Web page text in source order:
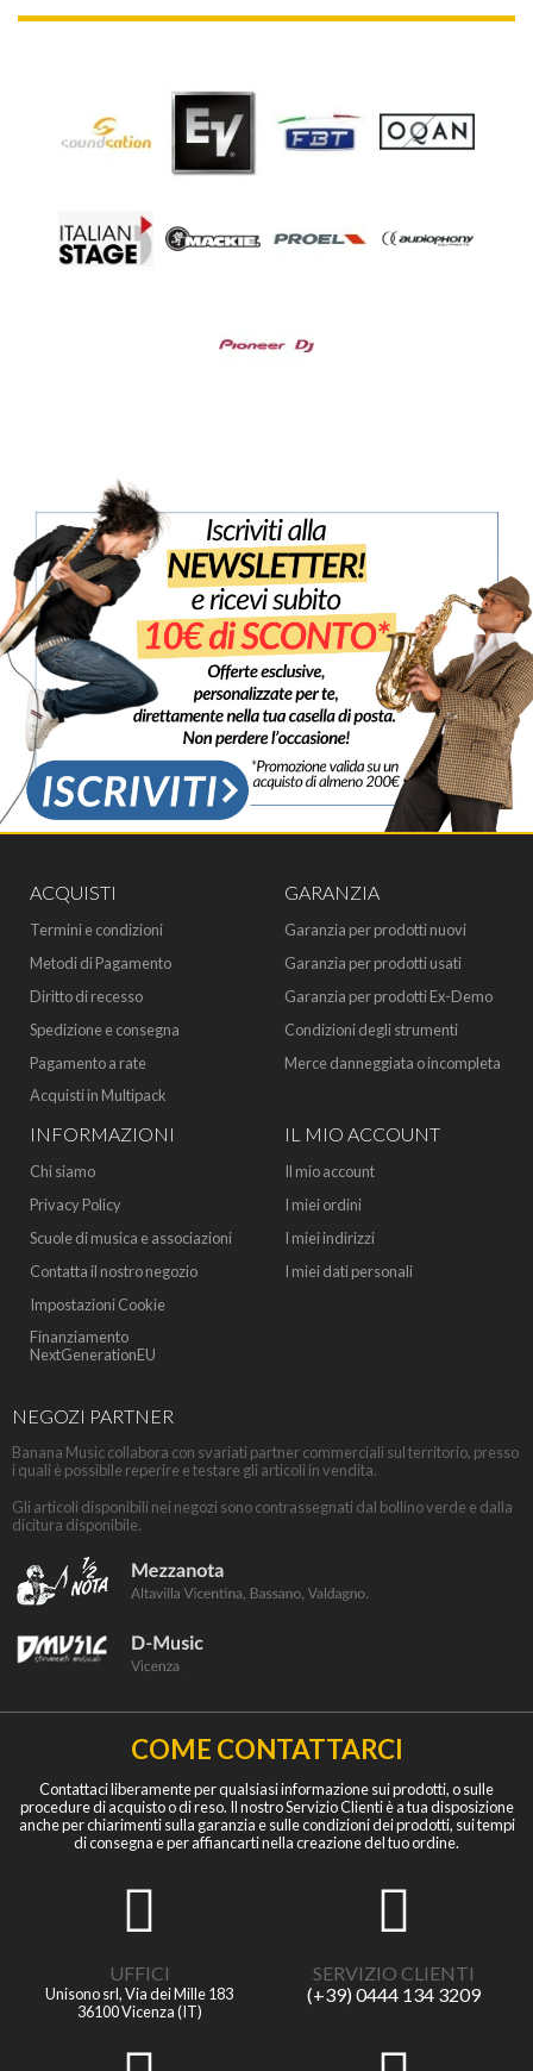
ACQUISTI
Termini e condizioni
Metodi di Pagamento
Diritto di recesso
Spedizione e consegna
Pagamento a rate
Acquisti in Multipack
GARANZIA
Garanzia per prodotti nuovi
Garanzia per prodotti usati
Garanzia per prodotti Ex-Demo
Condizioni degli strumenti
Merce danneggiata o incompleta
INFORMAZIONI
Chi siamo
Privacy Policy
Scuole di musica e associazioni
Contatta il nostro negozio
Impostazioni Cookie
Finanziamento
NextGenerationEU
IL MIO ACCOUNT
Il mio account
I miei ordini
I miei indirizzi
I miei dati personali
NEGOZI PARTNER
Banana Music collabora con svariati partner commerciali sul territorio, presso
i quali è possibile reperire e testare gli articoli in vendita.
Gli articoli disponibili nei negozi sono contrassegnati dal bollino verde e dalla
dicitura disponibile.
COME CONTATTARCI
Contattaci liberamente per qualsiasi informazione sui prodotti, o sulle
procedure di acquisto o di reso. Il nostro Servizio Clienti è a tua disposizione
anche per chiarimenti sulla garanzia e sulle condizioni dei prodotti, sui tempi
di consegna e per affiancarti nella creazione del tuo ordine.
UFFICI
Unisono srl, Via dei Mille 183
36100 Vicenza (IT)
SERVIZIO CLIENTI
(+39) 0444 134 3209